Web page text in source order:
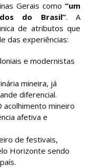
Gerais como “um
do Brasil”. A
de atributos que
das experiências:
e modernistas
mineira, já
diferencial.
acolhimento mineiro
afetiva e
de festivais,
Horizonte sendo